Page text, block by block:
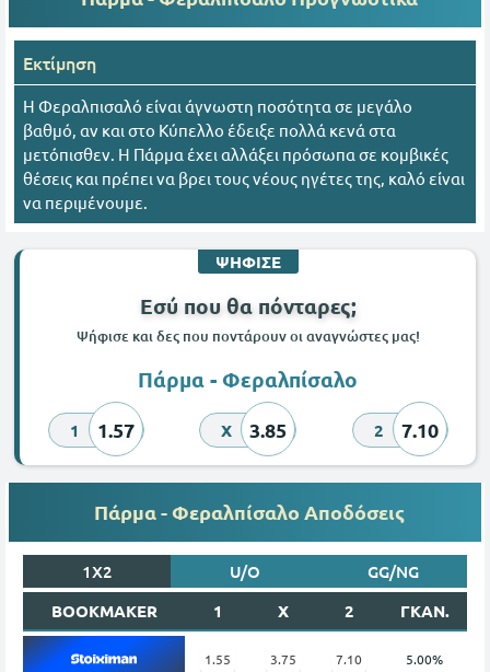
Εκτίμηση
Η Φεραλπισαλό είναι άγνωστη ποσότητα σε μεγάλο
βαθμό, αν και στο Κύπελλο έδειξε πολλά κενά στα
μετόπισθεν. Η Πάρμα έχει αλλάξει πρόσωπα σε κομβικές
θέσεις και πρέπει να βρει τους νέους ηγέτες της, καλό είναι
να περιμένουμε.
ΨΗΦΙΣΕ
Εσύ που θα πόνταρες;
Ψήφισε και δες που ποντάρουν οι αναγνώστες μας!
Πάρμα - Φεραλπίσαλο
1 1.57 X 3.85 2 7.10
Πάρμα - Φεραλπίσαλο Αποδόσεις
1X2 U/O
GG/NG
BOOKMAKER
1 X 2 ΓΚΑΝ.
1.55 3.75 7.10 5.00%